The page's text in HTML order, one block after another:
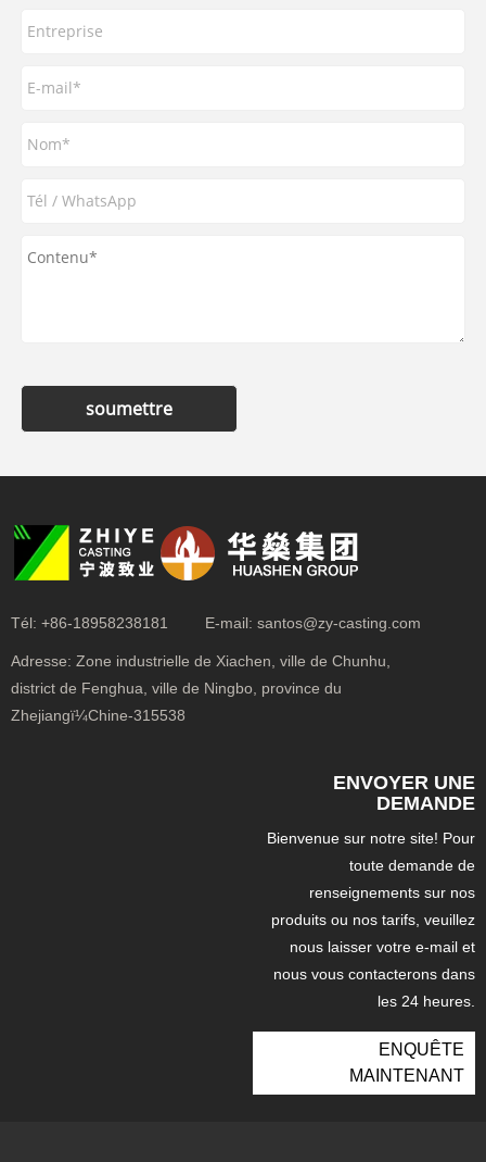
soumettre
Tél: +86-18958238181 E-mail: santos@zy-casting.com
Adresse: Zone industrielle de Xiachen, ville de Chunhu,
district de Fenghua, ville de Ningbo, province du
Zhejiangï¼Chine-315538
ENVOYER UNE
DEMANDE
Bienvenue sur notre site! Pour
toute demande de
renseignements sur nos
produits ou nos tarifs, veuillez
nous laisser votre e-mail et
nous vous contacterons dans
les 24 heures.
ENQUÊTE
MAINTENANT